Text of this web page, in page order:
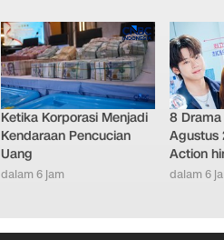
Ketika Korporasi Menjadi
Kendaraan Pencucian
Uang
dalam 6 jam
8 Drama
Agustus
Action
dalam 6